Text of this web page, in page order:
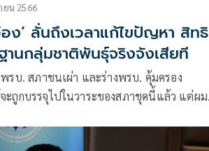
ยน 2566
ง’ ลั่นถึงเวลาแก้ไขปัญหา สิทธิ
นกลุ่มชาติพันธุ์จริงจังเสียที
รบ. สภาชนเผ่า และร่างพรบ. คุ้มครอง
ถูกบรรจุไปในวาระของสภาชุดนี้แล้ว แต่ผม